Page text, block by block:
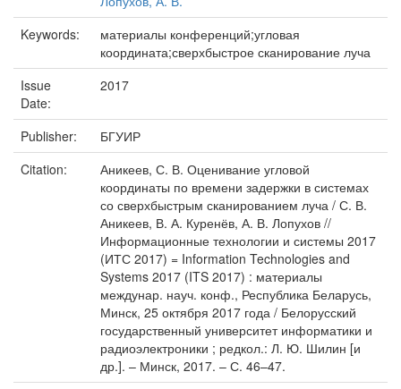
Keywords:
материалы конференций;угловая
координата;сверхбыстрое сканирование луча
Issue
Date:
2017
Publisher:
БГУИР
Citation:
Аникеев, С. В. Оценивание угловой
координаты по времени задержки в системах
со сверхбыстрым сканированием луча / С. В.
Аникеев, В. А. Куренёв, А. В. Лопухов //
Информационные технологии и системы 2017
(ИТС 2017) = Information Technologies and
Systems 2017 (ITS 2017) : материалы
междунар. науч. конф., Республика Беларусь,
Минск, 25 октября 2017 года / Белорусский
государственный университет информатики и
радиоэлектроники ; редкол.: Л. Ю. Шилин [и
др.]. – Минск, 2017. – С. 46–47.